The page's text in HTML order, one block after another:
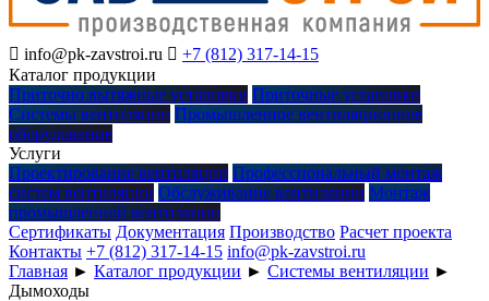
 info@pk-zavstroi.ru  +7 (812) 317-14-15
Каталог продукции
Приточно вытяжные установки Приточные установки
Системы вентиляции Промышленное вентиляционное
оборудование
Услуги
Проектирование вентиляции Профессиональный монтаж
систем вентиляции Обслуживание вентиляции Монтаж
промышленной вентиляции
Сертификаты Документация Производство Расчет проекта
Контакты +7 (812) 317-14-15 info@pk-zavstroi.ru
Главная ► Каталог продукции ► Системы вентиляции ►
Дымоходы